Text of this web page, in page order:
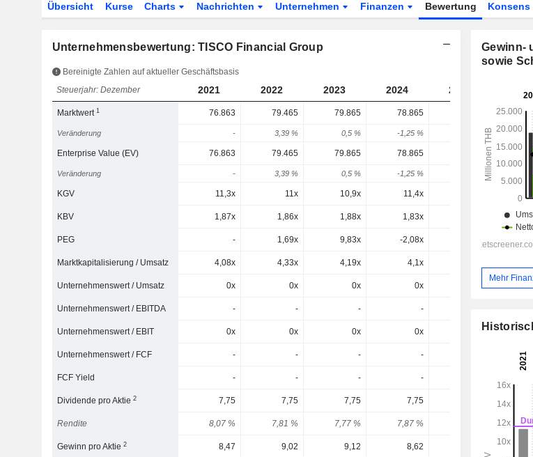
Übersicht Kurse Charts Nachrichten Unternehmen Finanzen Bewertung Konsens
Unternehmensbewertung: TISCO Financial Group
Bereinigte Zahlen auf aktueller Geschäftsbasis
Steuerjahr: Dezember
2021 2022 2023 2024 2025 2026
Marktwert1 76.863 79.465 79.865 78.865
Veränderung - 3,39 % 0,5 % -1,25 % 12,18 %
Enterprise Value (EV) 76.863 79.465 79.865 78.865
Veränderung - 3,39 % 0,5 % -1,25 % 12,18 %
KGV 11,3x 11x 10,9x 11,4x
KBV 1,87x 1,86x 1,88x 1,83x
PEG - 1,69x 9,83x -2,08x
Marktkapitalisierung / Umsatz 4,08x 4,33x 4,19x 4,1x
Unternehmenswert / Umsatz 0x 0x 0x 0x 0x
Unternehmenswert / EBITDA - - - -
Unternehmenswert / EBIT 0x 0x 0x 0x 0x
Unternehmenswert / FCF - - - -
FCF Yield - - - -
Dividende pro Aktie2 7,75 7,75 7,75 7,75
Rendite 8,07 % 7,81 % 7,77 % 7,87 %
Gewinn pro Aktie2 8,47 9,02 9,12 8,62
Gewinn-
sowie
Mehr